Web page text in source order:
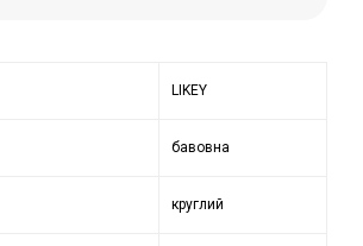
LIKEY
бавовна
круглий